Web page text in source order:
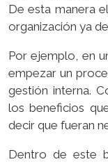
De esta manera
organización ya
Por ejemplo, en
empezar un
gestión interna.
los beneficios
decir que fueran
Dentro de este